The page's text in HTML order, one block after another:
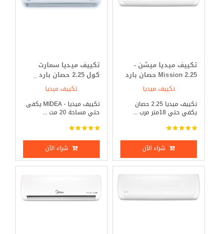
تكييف ميديا ميشن -
Mission 2.25 حصان بارد
_ ساخنتكييف ميديا
تكييف ميديا 2.25 حصان
يكفي حتي 18متر مرب ...
شراء الآن
تكييف ميديا سمارت
كول 2.25 حصان بارد _
تكييف ميديا
تكييف ميديا - MIDEA يكفى
حتي مساحة 20 مت ...
شراء الآن